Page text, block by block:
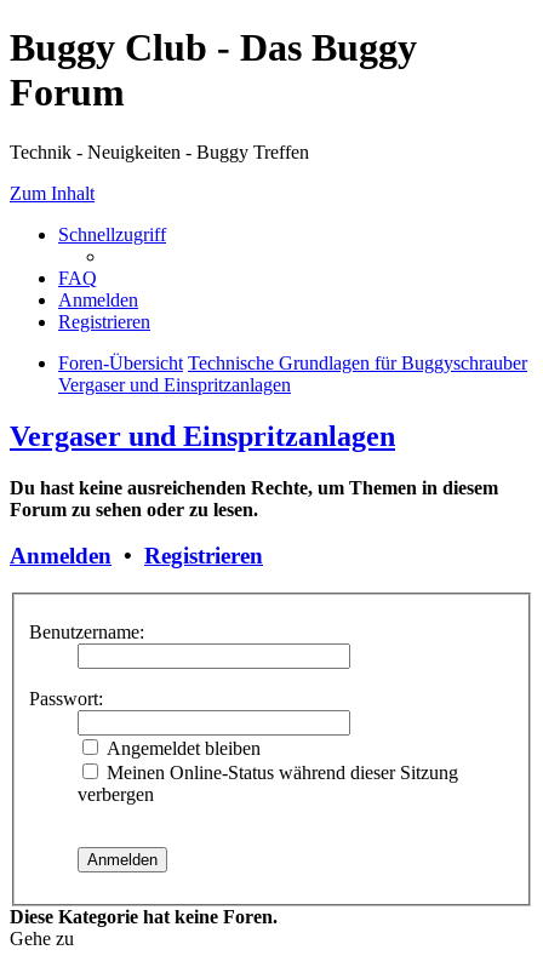
Buggy Club - Das Buggy
Forum
Technik - Neuigkeiten - Buggy Treffen
Zum Inhalt
Schnellzugriff
FAQ
Anmelden
Registrieren
Foren-Übersicht Technische Grundlagen für Buggyschrauber
Vergaser und Einspritzanlagen
Vergaser und Einspritzanlagen
Du hast keine ausreichenden Rechte, um Themen in diesem
Forum zu sehen oder zu lesen.
Anmelden • Registrieren
Benutzername:
Passwort:
Angemeldet bleiben
Meinen Online-Status während dieser Sitzung
verbergen
Diese Kategorie hat keine Foren.
Gehe zu